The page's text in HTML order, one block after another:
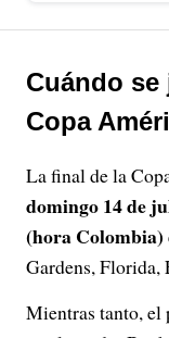
Cuándo
Copa
La final de la
domingo 14 de
(hora Colombia)
Gardens, Florida,
Mientras tanto, el